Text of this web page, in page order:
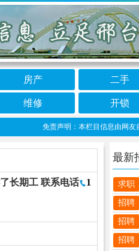
房产 二手
维修 开锁
免责声明：本栏目信息由网友自
长期工 联系电话
1
最新
求职
招聘
招聘
招聘